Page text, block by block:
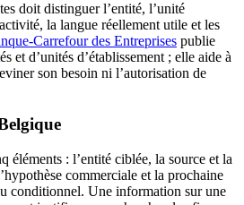
doit distinguer l’entité, l’unité
la langue réellement utile et les
Carrefour des Entreprises publie
et d’unités d’établissement ; elle aide à
son besoin ni l’autorisation de
éléments : l’entité ciblée, la source et la
commerciale et la prochaine
conditionnel. Une information sur une